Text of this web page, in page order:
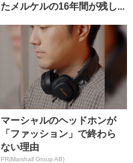
たメルケルの16年間が残し...
マーシャルのヘッドホンが
「ファッション」で終わら
ない理由
PR(Marshall Group AB)